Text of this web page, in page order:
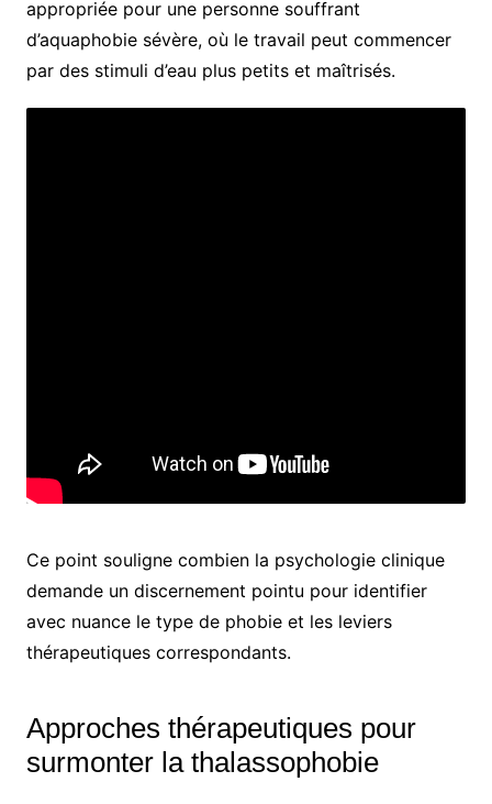
appropriée pour une personne souffrant
d’aquaphobie sévère, où le travail peut commencer
par des stimuli d’eau plus petits et maîtrisés.
Ce point souligne combien la psychologie clinique
demande un discernement pointu pour identifier
avec nuance le type de phobie et les leviers
thérapeutiques correspondants.
Approches thérapeutiques pour
surmonter la thalassophobie